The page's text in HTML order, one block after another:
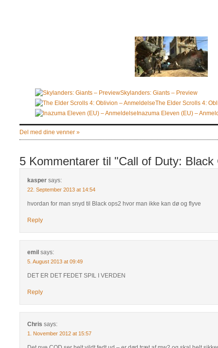
Skylanders: Giants – Preview
The Elder Scrolls 4:
Inazuma Eleven (EU) –
Del med dine venner »
5 Kommentarer til "Call of Duty:
kasper says:
22. September 2013 at 14:54
hvordan for man snyd til Black ops2 hvor man ikke kan dø og flyve
Reply
emil says:
5. August 2013 at 09:49
DET ER DET FEDET SPIL I VERDEN
Reply
Chris says:
1. November 2012 at 15:57